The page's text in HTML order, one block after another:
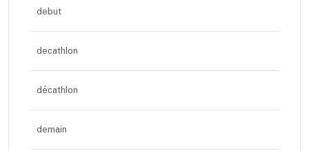
debut
decathlon
décathlon
demain